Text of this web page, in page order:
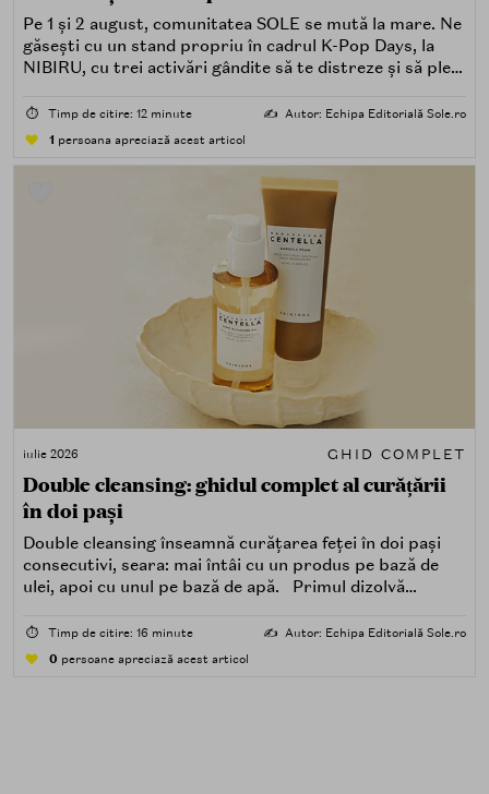
Pe 1 și 2 august, comunitatea SOLE se mută la mare. Ne
găsești cu un stand propriu în cadrul K-Pop Days, la
NIBIRU, cu trei activări gândite să te distreze și să pleci
⏱️ Timp de citire: 12 minute ✍️ Autor: Echipa Editorială Sole.ro
1 persoana apreciază acest articol
iulie 2026 GHID COMPLET
Double cleansing: ghidul complet al curățării
în doi pași
Double cleansing înseamnă curățarea feței în doi pași
consecutivi, seara: mai întâi cu un produs pe bază de
ulei, apoi cu unul pe bază de apă. Primul dizolvă
poluare. Al doilea îndepărtează impuritățile solubile în
⏱️ Timp de citire: 16 minute ✍️ Autor: Echipa Editorială Sole.ro
0 persoane apreciază acest articol